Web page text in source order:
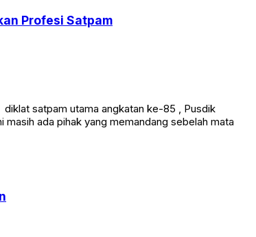
Profesi Satpam
satpam utama angkatan ke-85 , Pusdik
ada pihak yang memandang sebelah mata